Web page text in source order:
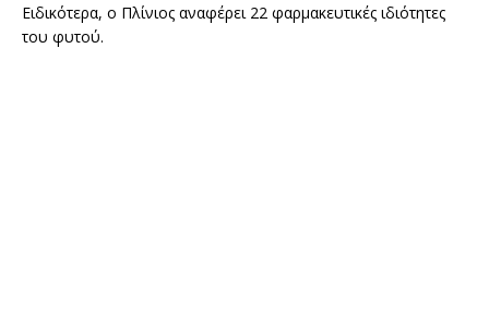
Ειδικότερα, ο Πλίνιος αναφέρει 22 φαρμακευτικές ιδιότητες
του φυτού.